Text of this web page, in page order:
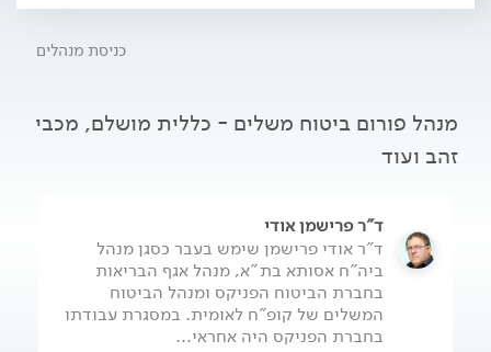
כניסת מנהלים
מנהל פורום ביטוח משלים - כללית מושלם, מכבי
זהב ועוד
ד"ר פרישמן אודי
ד"ר אודי פרישמן שימש בעבר כסגן מנהל
ביה"ח אסותא בת"א, מנהל אגף הבריאות
בחברת הביטוח הפניקס ומנהל הביטוח
המשלים של קופ"ח לאומית. במסגרת עבודתו
בחברת הפניקס היה אחראי...